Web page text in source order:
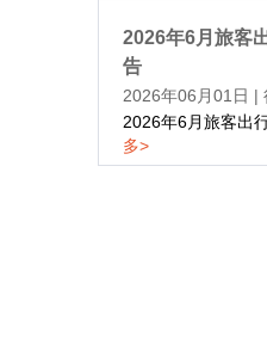
2026年6月旅客
告
2026年06月01日 |
2026年6月旅客出
多>